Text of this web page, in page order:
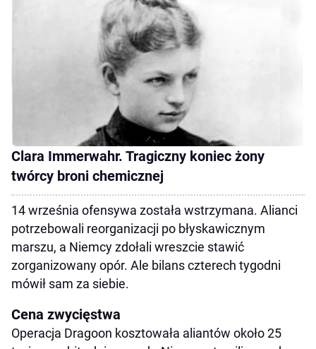
Clara Immerwahr. Tragiczny koniec żony
twórcy broni chemicznej
14 września ofensywa została wstrzymana. Alianci
potrzebowali reorganizacji po błyskawicznym
marszu, a Niemcy zdołali wreszcie stawić
zorganizowany opór. Ale bilans czterech tygodni
mówił sam za siebie.
Cena zwycięstwa
Operacja Dragoon kosztowała aliantów około 25